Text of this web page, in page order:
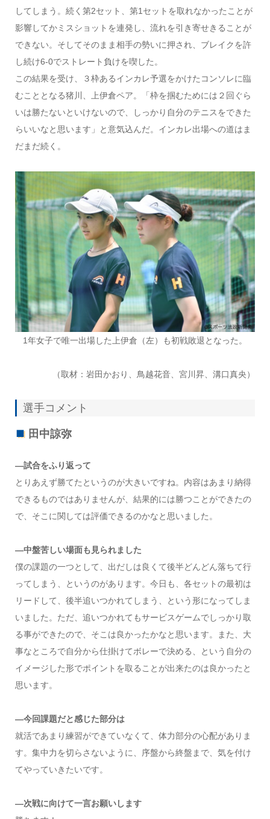
してしまう。続く第2セット、第1セットを取れなかったことが
影響してかミスショットを連発し、流れを引き寄せきることが
できない。そしてそのまま相手の勢いに押され、ブレイクを許
し続け6-0でストレート負けを喫した。
この結果を受け、３枠あるインカレ予選をかけたコンソレに臨
むこととなる猪川、上伊倉ペア。「枠を掴むためには２回ぐら
いは勝たないといけないので、しっかり自分のテニスをできた
らいいなと思います」と意気込んだ。インカレ出場への道はま
だまだ続く。
1年女子で唯一出場した上伊倉（左）も初戦敗退となった。
（取材：岩田かおり、鳥越花音、宮川昇、溝口真央）
選手コメント
田中諒弥
―試合をふり返って
とりあえず勝てたというのが大きいですね。内容はあまり納得
できるものではありませんが、結果的には勝つことができたの
で、そこに関しては評価できるのかなと思いました。
―中盤苦しい場面も見られました
僕の課題の一つとして、出だしは良くて後半どんどん落ちて行
ってしまう、というのがあります。今日も、各セットの最初は
リードして、後半追いつかれてしまう、という形になってしま
いました。ただ、追いつかれてもサービスゲームでしっかり取
る事ができたので、そこは良かったかなと思います。また、大
事なところで自分から仕掛けてボレーで決める、という自分の
イメージした形でポイントを取ることが出来たのは良かったと
思います。
―今回課題だと感じた部分は
就活であまり練習ができていなくて、体力部分の心配がありま
す。集中力を切らさないように、序盤から終盤まで、気を付け
てやっていきたいです。
―次戦に向けて一言お願いします